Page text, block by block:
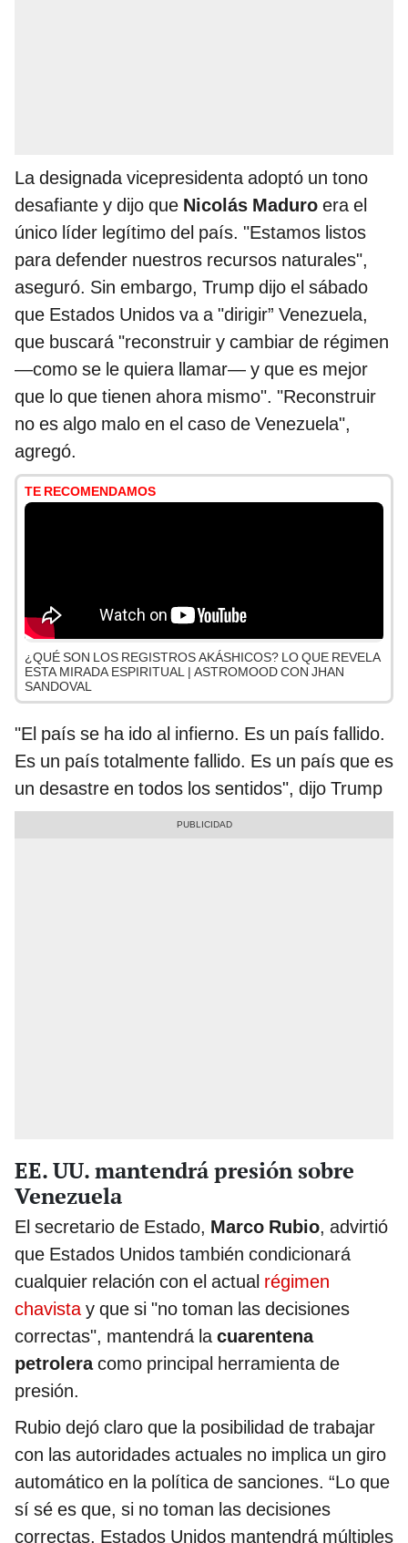
La designada vicepresidenta adoptó un tono
desafiante y dijo que Nicolás Maduro era el
único líder legítimo del país. "Estamos listos
para defender nuestros recursos naturales",
aseguró. Sin embargo, Trump dijo el sábado
que Estados Unidos va a "dirigir” Venezuela,
que buscará "reconstruir y cambiar de régimen
—como se le quiera llamar— y que es mejor
que lo que tienen ahora mismo". "Reconstruir
no es algo malo en el caso de Venezuela",
agregó.
TE RECOMENDAMOS
¿QUÉ SON LOS REGISTROS AKÁSHICOS? LO QUE REVELA
ESTA MIRADA ESPIRITUAL | ASTROMOOD CON JHAN
SANDOVAL
"El país se ha ido al infierno. Es un país fallido.
Es un país totalmente fallido. Es un país que es
un desastre en todos los sentidos", dijo Trump
EE. UU. mantendrá presión sobre
Venezuela
El secretario de Estado, Marco Rubio, advirtió
que Estados Unidos también condicionará
cualquier relación con el actual régimen
chavistay que si "no toman las decisiones
correctas", mantendrá lacuarentena
petroleracomo principal herramienta de
presión.
Rubio dejó claro que la posibilidad de trabajar
con las autoridades actuales no implica un giro
automático en la política de sanciones. “Lo que
sí sé es que, si no toman las decisiones
correctas, Estados Unidos mantendrá múltiples